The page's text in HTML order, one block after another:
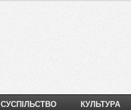
СУСПІЛЬСТВО КУЛЬТУРА